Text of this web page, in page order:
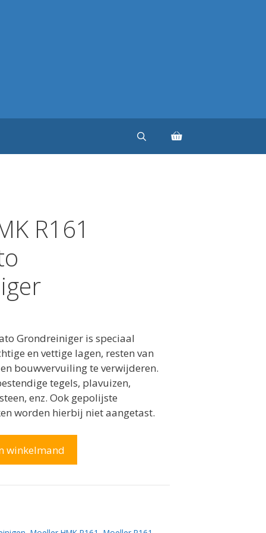
R161
Grondreiniger is speciaal
en vettige lagen, resten van
bouwvervuiling te verwijderen.
tegels, plavuizen,
enz. Ook gepolijste
worden hierbij niet aangetast.
winkelmand